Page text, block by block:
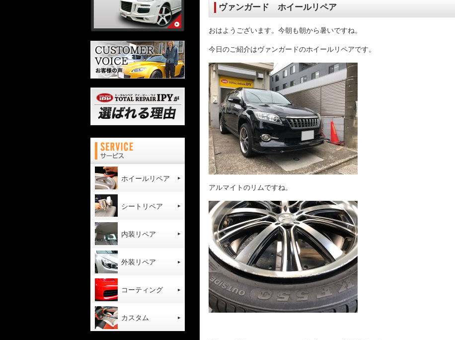
ヴァンガード ホイールリペア
おはようございます。今朝も朝から暑いですね。
今日のご紹介はヴァンガードのホイールリペアです。
アルマイトのリムですね。
ホイールリペア
シートリペア
内装リペア
外装リペア
コーティング
カスタム